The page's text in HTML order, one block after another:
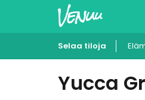
Selaa tiloja
Yucca